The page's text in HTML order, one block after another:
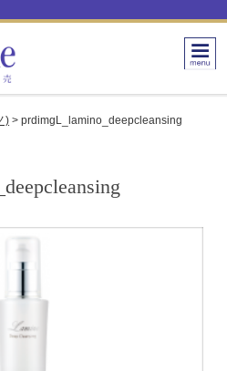
) >prdimgL_lamino_deepcleansing